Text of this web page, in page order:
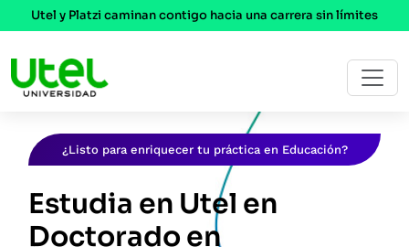
Utel y Platzi caminan contigo hacia una carrera sin límites
¿Listo para enriquecer tu práctica en Educación?
Estudia en Utel en
Doctorado en